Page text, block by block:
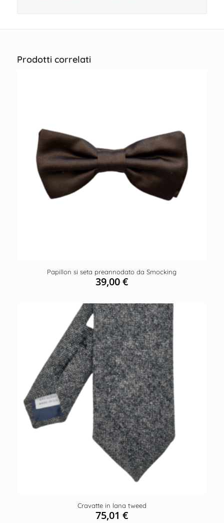
Prodotti correlati
Papillon si seta preannodato da Smocking
39,00€
Cravatte in lana tweed
75,01€